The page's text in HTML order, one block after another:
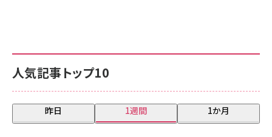
人気記事トップ10
昨日 1週間 1か月